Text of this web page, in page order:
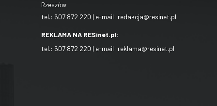
Rzeszów
tel.: 607 872 220 | e-mail: redakcja@resinet.pl
REKLAMA NA RESinet.pl:
tel.: 607 872 220 | e-mail: reklama@resinet.pl